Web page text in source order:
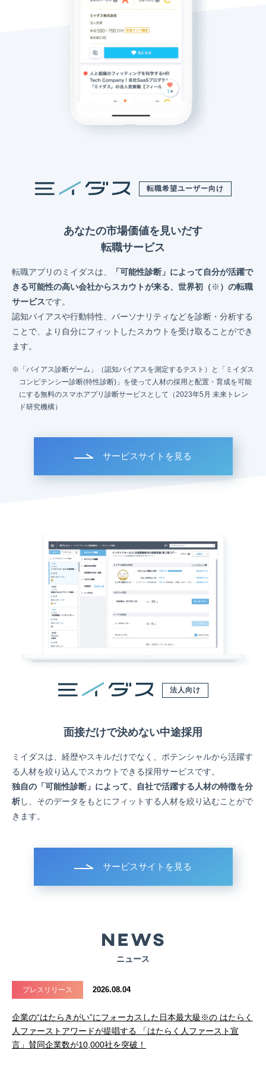
転職希望ユーザー向け
あなたの市場価値を見いだす
転職サービス
転職アプリのミイダスは、
「可能性診断」によって自分が活躍で
きる可能性の高い会社からスカウトが来る、世界初（※ ）の転職
サービスです。
認知バイアスや行動特性、パーソナリティなどを診断・分析する
ことで、より自分にフィットしたスカウトを受け取ることができ
ます。
「バイアス診断ゲーム」（認知バイアスを測定するテスト）と「ミイダス
コンピテンシー診断(特性診断)」を使って人材の採用と配置・育成を可能
にする無料のスマホアプリ診断サービスとして（2023年5月 未来トレン
ド研究機構）
サービスサイトを見る
法人向け
面接だけで決めない中途採用
ミイダスは、経歴やスキルだけでなく、ポテンシャルから活躍す
る人材を絞り込んでスカウトできる採用サービスです。
独自の「可能性診断」によって、自社で活躍する人材の特徴を分
析し、そのデータをもとにフィットする人材を絞り込むことがで
きます。
サービスサイトを見る
ニュース
プレスリリース 2026.08.04
企業の“はたらきがい”にフォーカスした日本最大級※の はたらく
人ファーストアワードが提唱する 「はたらく人ファースト宣
言」賛同企業数が10,000社を突破！